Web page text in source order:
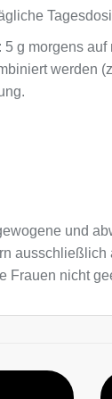
5 g morgens
werden
und
Frauen nicht